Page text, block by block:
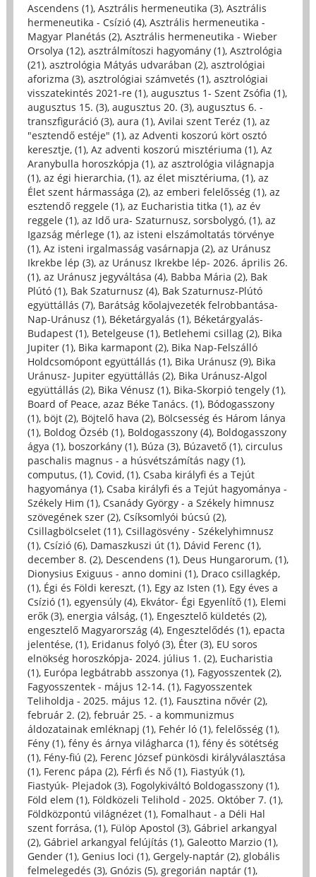
Ascendens (1), Asztrális hermeneutika (3), Asztrális
hermeneutika - Csízió (4), Asztrális hermeneutika -
Magyar Planétás (2), Asztrális hermeneutika - Wieber
Orsolya (12), asztrálmítoszi hagyomány (1), Asztrológia
(21), asztrológia Mátyás udvarában (2), asztrológiai
aforizma (3), asztrológiai számvetés (1), asztrológiai
visszatekintés 2021-re (1), augusztus 1- Szent Zsófia (1),
augusztus 15. (3), augusztus 20. (3), augusztus 6. -
transzfiguráció (3), aura (1), Avilai szent Teréz (1), az
"esztendő estéje" (1), az Adventi koszorú kört osztó
keresztje, (1), Az adventi koszorú misztériuma (1), Az
Aranybulla horoszkópja (1), az asztrológia világnapja
(1), az égi hierarchia, (1), az élet misztériuma, (1), az
Élet szent hármassága (2), az emberi felelősség (1), az
esztendő reggele (1), az Eucharistia titka (1), az év
reggele (1), az Idő ura- Szaturnusz, sorsbolygó, (1), az
Igazság mérlege (1), az isteni elszámoltatás törvénye
(1), Az isteni irgalmasság vasárnapja (2), az Uránusz
Ikrekbe lép (3), az Uránusz Ikrekbe lép- 2026. április 26.
(1), az Uránusz jegyváltása (4), Babba Mária (2), Bak
Plútó (1), Bak Szaturnusz (4), Bak Szaturnusz-Plútó
együttállás (7), Barátság kőolajvezeték felrobbantása-
Nap-Uránusz (1), Béketárgyalás (1), Béketárgyalás-
Budapest (1), Betelgeuse (1), Betlehemi csillag (2), Bika
Jupiter (1), Bika karmapont (2), Bika Nap-Felszálló
Holdcsomópont együttállás (1), Bika Uránusz (9), Bika
Uránusz- Jupiter együttállás (2), Bika Uránusz-Algol
együttállás (2), Bika Vénusz (1), Bika-Skorpió tengely (1),
Board of Peace, azaz Béke Tanács. (1), Bódogasszony
(1), böjt (2), Böjtelő hava (2), Bölcsesség és Három lánya
(1), Boldog Özséb (1), Boldogasszony (4), Boldogasszony
ágya (1), boszorkány (1), Búza (3), Búzavető (1), circulus
paschalis magnus - a húsvétszámítás nagy (1),
computus, (1), Covid, (1), Csaba királyfi és a Tejút
hagyománya (1), Csaba királyfi és a Tejút hagyománya -
Székely Him (1), Csanády György - a Székely himnusz
szövegének szer (2), Csíksomlyói búcsú (2),
Csillagbölcselet (11), Csillagösvény - Székelyhimnusz
(1), Csízió (6), Damaszkuszi út (1), Dávid Ferenc (1),
december 8. (2), Descendens (1), Deus Hungarorum, (1),
Dionysius Exiguus - anno domini (1), Draco csillagkép,
(1), Égi és Földi kereszt, (1), Egy az Isten (1), Egy éves a
Csízió (1), egyensúly (4), Ekvátor- Égi Egyenlítő (1), Elemi
erők (3), energia válság, (1), Engesztelő küldetés (2),
engesztelő Magyarország (4), Engesztelődés (1), epacta
jelentése, (1), Eridanus folyó (3), Éter (3), EU soros
elnökség horoszkópja- 2024. július 1. (2), Eucharistia
(1), Európa legbátrabb asszonya (1), Fagyosszentek (2),
Fagyosszentek - május 12-14. (1), Fagyosszentek
Teliholdja - 2025. május 12. (1), Fausztina nővér (2),
február 2. (2), február 25. - a kommunizmus
áldozatainak emléknapj (1), Fehér ló (1), felelősség (1),
Fény (1), fény és árnya világharca (1), fény és sötétség
(1), Fény-fiú (2), Ferenc József pünkösdi királyválasztása
(1), Ferenc pápa (2), Férfi és Nő (1), Fiastyúk (1),
Fiastyúk- Plejadok (3), Fogolykiváltó Boldogasszony (1),
Föld elem (1), Földközeli Telihold - 2025. Október 7. (1),
Földközpontú világnézet (1), Fomalhaut - a Déli Hal
szent forrása, (1), Fülöp Apostol (3), Gábriel arkangyal
(2), Gábriel arkangyal felújítás (1), Galeotto Marzio (1),
Gender (1), Genius loci (1), Gergely-naptár (2), globális
felmelegedés (3), Gnózis (5), gregorián naptár (1),